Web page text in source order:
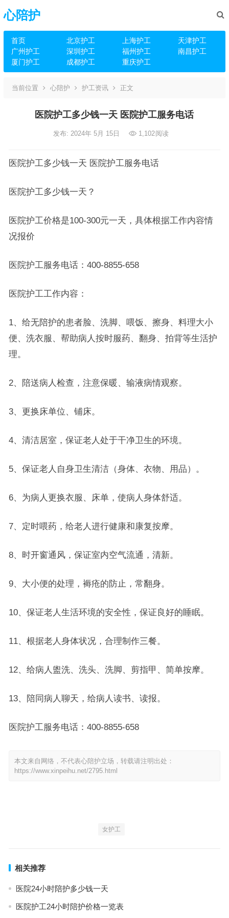
心陪护
首页 北京护工 上海护工
天津护工
广州护工
深圳护工 福州护工
南昌护工
厦门护工
成都护工 重庆护工
当前位置 心陪护 护工资讯 正文
医院护工多少钱一天 医院护工服务电话
发布: 2024年 5月 15日 1,102阅读
医院护工多少钱一天 医院护工服务电话
医院护工多少钱一天？
医院护工价格是100-300元一天，具体根据工作内容情
况报价
医院护工服务电话：400-8855-658
医院护工工作内容：
1、给无陪护的患者脸、洗脚、喂饭、擦身、料理大小
便、洗衣服、帮助病人按时服药、翻身、拍背等生活护
理。
2、陪送病人检查，注意保暖、输液病情观察。
3、更换床单位、铺床。
4、清洁居室，保证老人处于干净卫生的环境。
5、保证老人自身卫生清洁（身体、衣物、用品）。
6、为病人更换衣服、床单，使病人身体舒适。
7、定时喂药，给老人进行健康和康复按摩。
8、时开窗通风，保证室内空气流通，清新。
9、大小便的处理，褥疮的防止，常翻身。
10、保证老人生活环境的安全性，保证良好的睡眠。
11、根据老人身体状况，合理制作三餐。
12、给病人盥洗、洗头、洗脚、剪指甲、简单按摩。
13、陪同病人聊天，给病人读书、读报。
医院护工服务电话：400-8855-658
本文来自网络，不代表心陪护立场，转载请注明出处：
https://www.xinpeihu.net/2795.html
女护工
相关推荐
医院24小时陪护多少钱一天
医院护工24小时陪护价格一览表